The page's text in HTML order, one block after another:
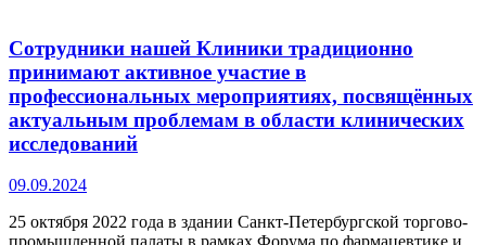
Сотрудники нашей Клиники традиционно
принимают активное участие в
профессиональных мероприятиях, посвящённых
актуальным проблемам в области клинических
исследований
09.09.2024
25 октября 2022 года в здании Санкт-Петербургской торгово-